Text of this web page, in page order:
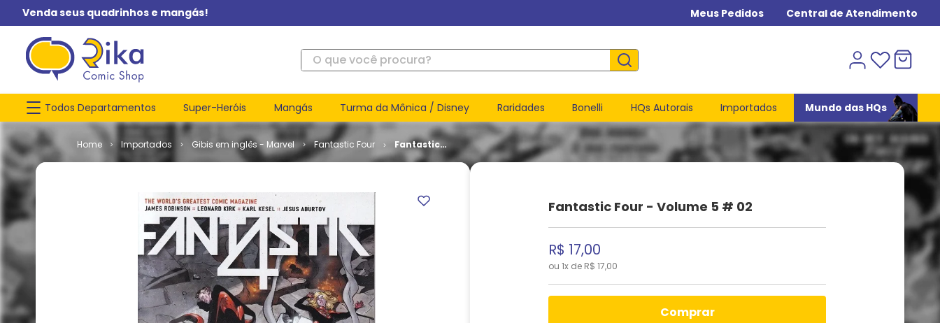
Venda seus quadrinhos e mangás! Meus Pedidos Central de Atendimento
O que você procura?
Todos Departamentos Super-Heróis Mangás Turma da Mônica / Disney Raridades Bonelli HQs Autorais Importados Mundo das HQs
Importados Gibis em inglês - Marvel Fantastic Four
Fantastic
Four -
Fantastic Four - Volume 5 # 02
R$ 17,00
ou 1x de R$ 17,00
comprar